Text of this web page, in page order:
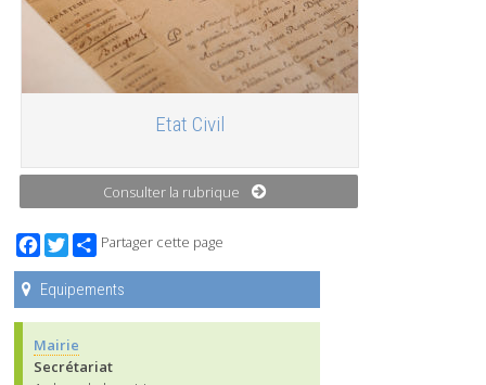
Etat Civil
Consulter la rubrique
Facebook
TwitterPartager cette page
Equipements
Mairie
Secrétariat